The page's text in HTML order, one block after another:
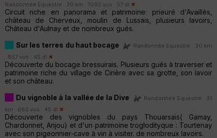
Randonnée Equestre · 30 km · 1092 vus · 57 dl
Circuit riche en panorama et patrimoine: prieuré d'Availlès,
château de Cherveux, moulin de Lussais, plusieurs lavoirs,
Château d'Aulnay et de nombreux gués.
Sur les terres du haut bocage
Randonnée Equestre · 30 km
· 857 vus · 45 dl
Découverte du bocage bressuirais. Plusieurs gués à traverser et
patrimoine riche du village de Cirière avec sa grotte, son lavoir
et son château.
Du vignoble à la vallée de la Dive
Randonnée Equestre · 31
km · 682 vus · 45 dl
Découverte des vignobles du pays Thouarsais( Gamay,
Chardonnet, Anjou) et d'un patrimoine troglodityque : Tourtenay
avec son pigeonnier-cave à vin à visiter. de nombreux lavoirs.